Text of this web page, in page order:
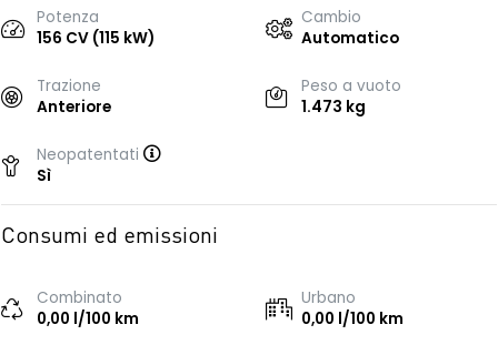
Potenza
156 CV (115 kW)
Cambio
Automatico
Trazione
Anteriore
Peso a vuoto
1.473 kg
Neopatentati
Sì
Consumi ed emissioni
Combinato
0,00 l/100 km
Urbano
0,00 l/100 km